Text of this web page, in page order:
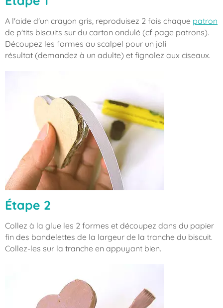
A l'aide d'un crayon gris, reproduisez 2 fois chaque patron
de p'tits biscuits sur du carton ondulé (cf page patrons).
Découpez les formes au scalpel pour un joli
résultat (demandez à un adulte) et fignolez aux ciseaux.
Étape 2
Collez à la glue les 2 formes et découpez dans du papier
fin des bandelettes de la largeur de la tranche du biscuit.
Collez-les sur la tranche en appuyant bien.